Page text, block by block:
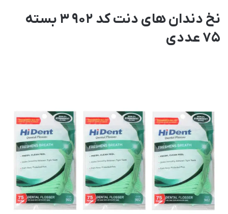
نخ دندان های دنت کد 902 3 بسته
75 عددی